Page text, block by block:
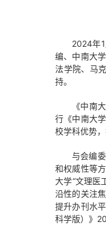
2024年
编、中南大
法学院、马
持。
《中南
行《中南大
校学科优势
与会编
和权威性等
大学“文理医
沿性的关注
提升办刊水
科学版）》